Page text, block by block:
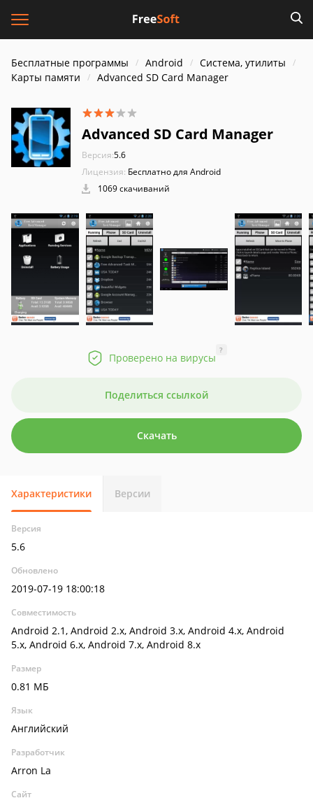
Бесплатные программы Android
Система, утилиты
Карты памяти
Advanced SD Card Manager
Advanced SD Card Manager
Версия:5.6
Лицензия: Бесплатно для Android
1069 скачиваний
Проверено на вирусы
?
Поделиться ссылкой
Скачать
Характеристики Версии
Версия
5.6
Обновлено
2019-07-19 18:00:18
Совместимость
Android 2.1, Android 2.x, Android 3.x, Android 4.x, Android
5.x, Android 6.x, Android 7.x, Android 8.x
Размер
0.81 МБ
Язык
Английский
Разработчик
Arron La
Сайт